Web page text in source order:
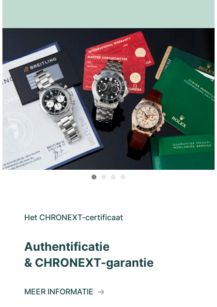
Het CHRONEXT-certificaat
Authentificatie
& CHRONEXT-garantie
MEER INFORMATIE